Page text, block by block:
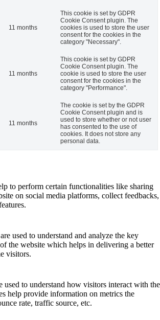
11 months
This cookie is set by GDPR
Cookie Consent plugin. The
cookies is used to store the user
consent for the cookies in the
category "Necessary".
11 months
This cookie is set by GDPR
Cookie Consent plugin. The
cookie is used to store the user
consent for the cookies in the
category "Performance".
11 months
The cookie is set by the GDPR
Cookie Consent plugin and is
used to store whether or not user
has consented to the use of
cookies. It does not store any
personal data.
to perform certain functionalities like sharing
on social media platforms, collect feedbacks,
used to understand and analyze the key
the website which helps in delivering a better
visitors.
used to understand how visitors interact with the
help provide information on metrics the
rate, traffic source, etc.